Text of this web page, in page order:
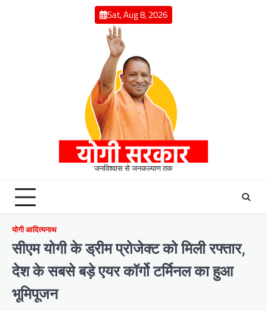
Sat, Aug 8, 2026
जनविश्वास से जनकल्याण तक
योगी आदित्यनाथ
सीएम योगी के ड्रीम प्रोजेक्ट को मिली रफ्तार,
देश के सबसे बड़े एयर कॉर्गो टर्मिनल का हुआ
भूमिपूजन